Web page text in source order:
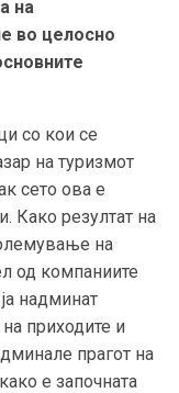
на
во целосно
со кои се
на туризмот
сето ова е
Како резултат на
на
од компаниите
надминат
приходите и
прагот на
е започната